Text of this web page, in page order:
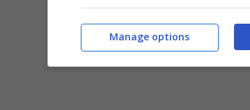
Manage options